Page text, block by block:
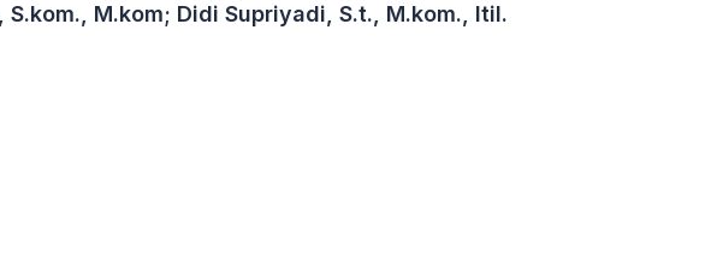
M.kom; Didi Supriyadi, S.t., M.kom., Itil.